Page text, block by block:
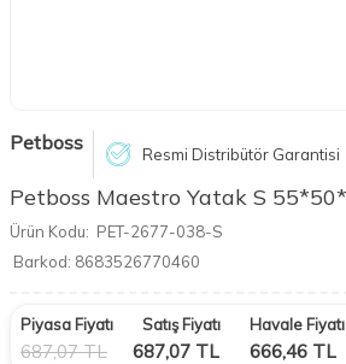
Petboss Resmi Distribütör Garantisi
Petboss Maestro Yatak S
Ürün Kodu: PET-2677-038-S
Barkod: 8683526770460
Piyasa Fiyatı
687,07TL
Satış Fiyatı
687,07 TL
Havale Fiyatı
666,46 TL